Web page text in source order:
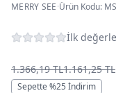
Fantazi
Büyük
MERRY SEE·Ürün Kodu:
İlk
1.366,19 TL1.161,25 TL
Sepette %25 İndirim